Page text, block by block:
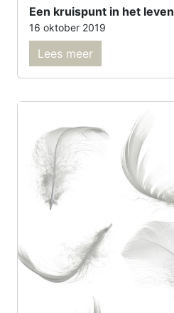
Een kruispunt in het leven
16 oktober 2019
Lees meer